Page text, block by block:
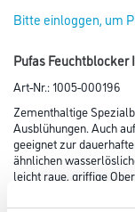
Bitte einloggen, um
Pufas Feuchtblocker
Art-Nr.:1005-000196
Zementhaltige
Ausblühungen. Auch
geeignet zur
ähnlichen
leicht raue, griffige